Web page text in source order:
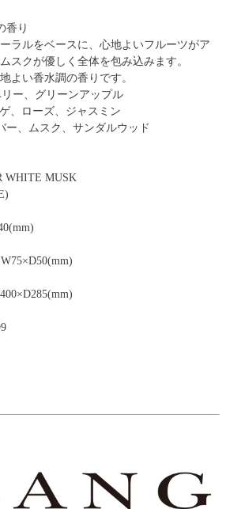
香り
ラルをベースに、心地よいフルーツがア
スクが優しく全体を包み込みます。
よい香水調の香りです。
ー、グリーンアップル
、ローズ、ジャスミン
、ムスク、サンダルウッド
WHITE MUSK